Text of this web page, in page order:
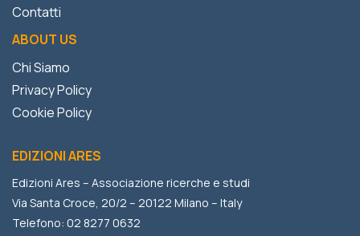
Contatti
ABOUT US
Chi Siamo
Privacy Policy
Cookie Policy
EDIZIONI ARES
Edizioni Ares – Associazione ricerche e studi
Via Santa Croce, 20/2 – 20122 Milano – Italy
Telefono: 02 8277 0632